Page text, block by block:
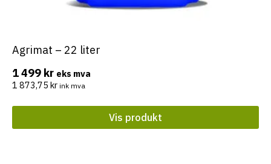
Agrimat – 22 liter
1 499 kr eks mva
1 873,75 kr ink mva
Vis produkt